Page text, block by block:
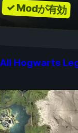
✓ Modが有効
Hogwarts